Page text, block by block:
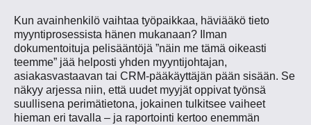
Kun avainhenkilö vaihtaa työpaikkaa, häviääkö tieto
myyntiprosessista hänen mukanaan? Ilman
dokumentoituja pelisääntöjä ”näin me tämä oikeasti
teemme” jää helposti yhden myyntijohtajan,
asiakasvastaavan tai CRM-pääkäyttäjän pään sisään. Se
näkyy arjessa niin, että uudet myyjät oppivat työnsä
suullisena perimätietona, jokainen tulkitsee vaiheet
hieman eri tavalla – ja raportointi kertoo enemmän